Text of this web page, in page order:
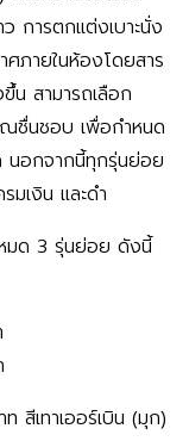
การตกแต่งเบาะนั่ง
ภายในห้องโดยสาร
น สามารถเลือก
ชื่นชอบ เพื่อกำหนด
นอกจากนี้ทุกรุ่นย่อย
มเงิน และดำ
มด 3 รุ่นย่อย ดังนี้
สีเทาเออร์เบิน (มุก)